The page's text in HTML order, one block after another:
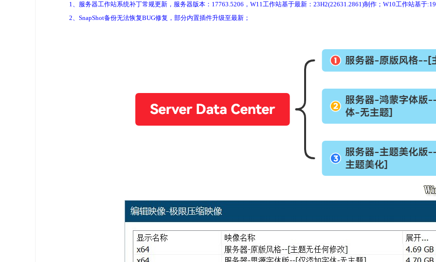
1、服务器工作站系统补丁常规更新，服务器版本：17763.5206，W11工作站基于最新：23H2(22631.2861)制作；W10工作站基于
2、SnapShot备份无法恢复BUG修复，部分内置插件升级至最新；